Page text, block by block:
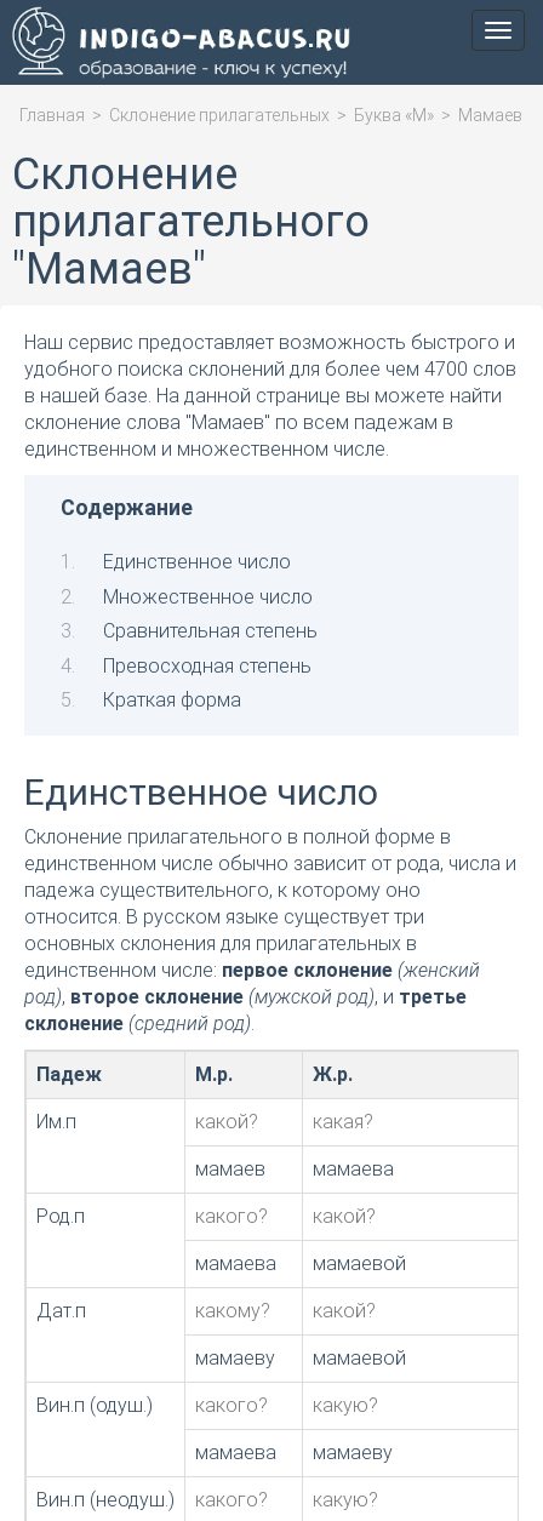
Меню
Главная > Склонение прилагательных > Буква «М» > Мамаев
Склонение
прилагательного
"Мамаев"
Наш сервис предоставляет возможность быстрого и
удобного поиска склонений для более чем 4700 слов
в нашей базе. На данной странице вы можете найти
склонение слова "Мамаев" по всем падежам в
единственном и множественном числе.
Содержание
Единственное число
Множественное число
Сравнительная степень
Превосходная степень
Краткая форма
Единственное число
Склонение прилагательного в полной форме в
единственном числе обычно зависит от рода, числа и
падежа существительного, к которому оно
относится. В русском языке существует три
основных склонения для прилагательных в
единственном числе: первое склонение (женский
род), второе склонение (мужской род), и третье
склонение (средний род).
Падеж М.р. Ж.р.
Им.п какой? какая?
мамаев мамаева
Род.п какого? какой?
мамаева мамаевой
Дат.п какому? какой?
мамаеву мамаевой
Вин.п (одуш.) какого? какую?
мамаева мамаеву
Вин.п (неодуш.) какого? какую?